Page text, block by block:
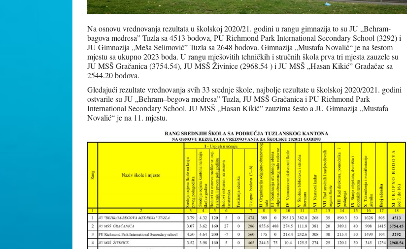
Na osnovu vrednovanja rezultata u školskoj 2020/21. godini u rangu gimnazija to su JU „Behram-
bagova medresa” Tuzla sa 4513 bodova, PU Richmond Park International Secondary School (3292) i
JU Gimnazija „Meša Selimović” Tuzla sa 2648 bodova. Gimnazija „Mustafa Novalić“ je na šestom
mjestu sa ukupno 2023 boda. U rangu mješovitih tehničkih i stručnih škola prva tri mjesta zauzele su
JU MSŠ Gračanica (3754.54), JU MSŠ Živinice (2968.54 ) i JU MSŠ „Hasan Kikić” Gradačac sa
2544.20 bodova.
Gledajući rezultate vrednovanja svih 33 srednje škole, najbolje rezultate u školskoj 2020/2021. godini
ostvarile su JU „Behram–begova medresa” Tuzla, JU MSŠ Gračanica i PU Richmond Park
International Secondary School. JU MSŠ „Hasan Kikić” zauzima šesto a JU Gimnazija „Mustafa
Novalić“ je na 11. mjestu.